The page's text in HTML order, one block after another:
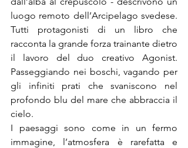
luogo remoto dell’Arcipelago svedese.
Tutti protagonisti di un libro che
racconta la grande forza trainante dietro
il lavoro del duo creativo Agonist.
Passeggiando nei boschi, vagando per
gli infiniti prati che svaniscono nel
profondo blu del mare che abbraccia il
cielo.
I paesaggi sono come in un fermo
immagine, l’atmosfera è rarefatta e